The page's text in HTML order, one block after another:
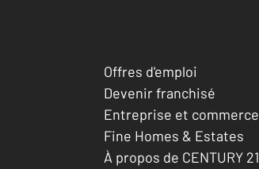
Offres d'emploi
Devenir franchisé
Entreprise et commerce
Fine Homes & Estates
À propos de CENTURY 21